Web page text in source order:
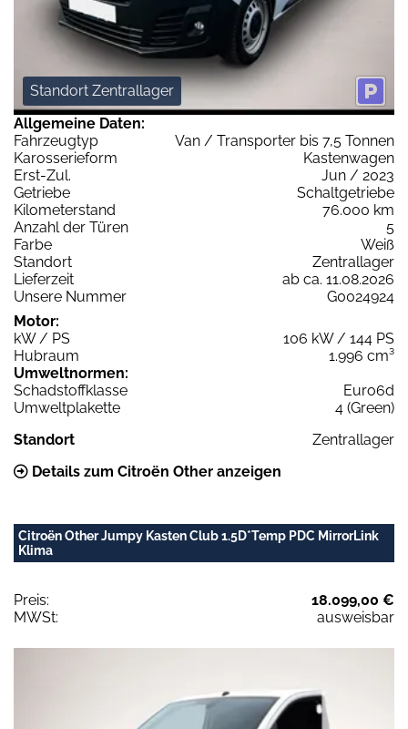
Standort Zentrallager
Allgemeine Daten:
Fahrzeugtyp
Van / Transporter bis 7,5 Tonnen
Karosserieform
Kastenwagen
Erst-Zul.
Jun / 2023
Getriebe
Schaltgetriebe
Kilometerstand
76.000 km
Anzahl der Türen
5
Farbe
Weiß
Standort
Zentrallager
Lieferzeit
ab ca. 11.08.2026
Unsere Nummer
G0024924
Motor:
kW / PS
106 kW / 144 PS
Hubraum
1.996 cm³
Umweltnormen:
Schadstoffklasse
Euro6d
Umweltplakette
4 (Green)
Standort
Zentrallager
Details zum Citroën Other anzeigen
Citroën Other Jumpy Kasten Club 1.5D*Temp PDC MirrorLink
Klima
Preis:
18.099,00 €
MWSt:
ausweisbar